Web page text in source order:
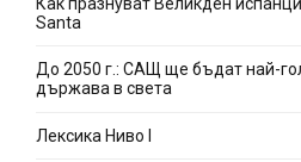
Santa
До 2050 г.: САЩ ще бъдат най-
държава в света
Лексика Ниво I